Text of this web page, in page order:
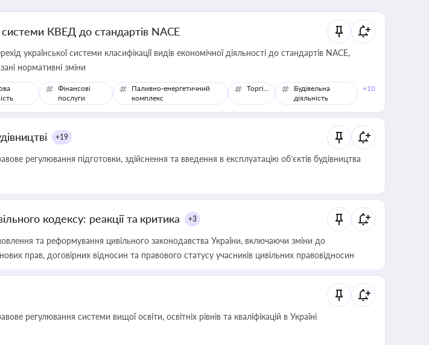
системи КВЕД до стандартів NACE
української системи класифікації видів економічної діяльності до стандартів NACE,
нормативні зміни
Фінансові
послуги
Паливно-енергетичний
комплекс
Торгівля
Будівельна
діяльність
+10
+19
регулювання підготовки, здійснення та введення в експлуатацію об’єктів будівництва
кодексу: реакції та критика +3
та реформування цивільного законодавства України, включаючи зміни до
прав, договірних відносин та правового статусу учасників цивільних правовідносин
регулювання системи вищої освіти, освітніх рівнів та кваліфікацій в Україні